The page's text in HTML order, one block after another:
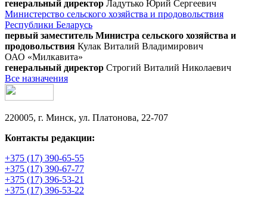
генеральный директор Ладутько Юрий Сергеевич
Министерство сельского хозяйства и продовольствия
Республики Беларусь
первый заместитель Министра сельского хозяйства и
продовольствия Кулак Виталий Владимирович
ОАО «Милкавита»
генеральный директор Строгий Виталий Николаевич
Все назначения
220005, г. Минск, ул. Платонова, 22-707
Контакты редакции:
+375 (17) 390-65-55
+375 (17) 390-67-77
+375 (17) 396-53-21
+375 (17) 396-53-22